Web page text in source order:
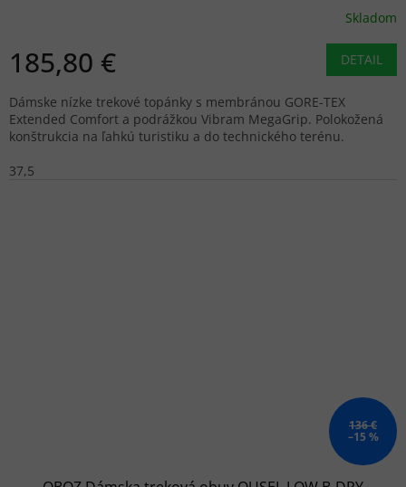
Skladom
185,80 € DETAIL
Dámske nízke trekové topánky s membránou GORE-TEX
Extended Comfort a podrážkou Vibram MegaGrip. Polokožená
konštrukcia na ľahkú turistiku a do technického terénu.
37,5
136 €
–15 %